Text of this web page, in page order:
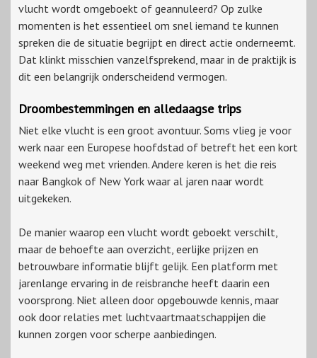
vlucht wordt omgeboekt of geannuleerd? Op zulke
momenten is het essentieel om snel iemand te kunnen
spreken die de situatie begrijpt en direct actie onderneemt.
Dat klinkt misschien vanzelfsprekend, maar in de praktijk is
dit een belangrijk onderscheidend vermogen.
Droombestemmingen en alledaagse trips
Niet elke vlucht is een groot avontuur. Soms vlieg je voor
werk naar een Europese hoofdstad of betreft het een kort
weekend weg met vrienden. Andere keren is het die reis
naar Bangkok of New York waar al jaren naar wordt
uitgekeken.
De manier waarop een vlucht wordt geboekt verschilt,
maar de behoefte aan overzicht, eerlijke prijzen en
betrouwbare informatie blijft gelijk. Een platform met
jarenlange ervaring in de reisbranche heeft daarin een
voorsprong. Niet alleen door opgebouwde kennis, maar
ook door relaties met luchtvaartmaatschappijen die
kunnen zorgen voor scherpe aanbiedingen.